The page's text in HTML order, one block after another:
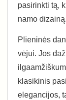
pasirinkti tą,
namo dizainą.
Plieninės
vėjui. Jos
klasikinis
elegancijos,